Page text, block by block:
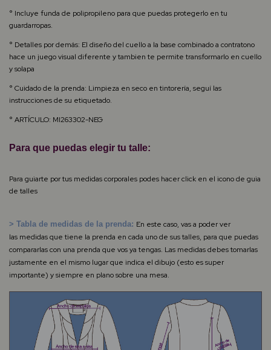
° Incluye funda de polipropileno para que puedas protegerlo en tu
guardarropas.
° Detalles por demás: El diseño del cuello a la base combinado a contratono
hace un juego visual diferente y tambien te permite transformarlo en cuello
y solapa
° Cuidado de la prenda: Limpieza en seco en tintorería, seguí las
instrucciones de su etiquetado.
° ARTÍCULO: MI263302-NEG
Para que puedas elegir tu talle:
Para guiarte por tus medidas corporales podes hacer click en el icono de guia
de talles
> Tabla de medidas de la prenda: En este caso, vas a poder ver
las medidas que tiene la prenda en cada uno de sus talles, para que puedas
compararlas con una prenda que vos ya tengas. Las medidas debes tomarlas
justamente en el mismo lugar que indica el dibujo (esto es super
importante) y siempre en plano sobre una mesa.